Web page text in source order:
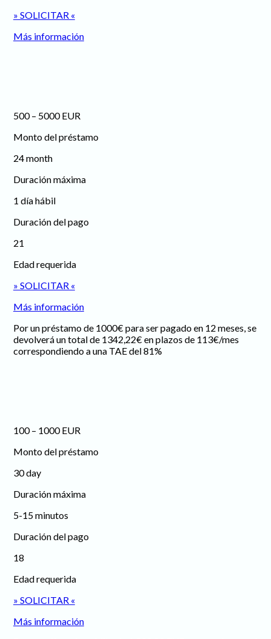
» SOLICITAR «
Más información
500 – 5000 EUR
Monto del préstamo
24 month
Duración máxima
1 día hábil
Duración del pago
21
Edad requerida
» SOLICITAR «
Más información
Por un préstamo de 1000€ para ser pagado en 12 meses, se
devolverá un total de 1342,22€ en plazos de 113€/mes
correspondiendo a una TAE del 81%
100 – 1000 EUR
Monto del préstamo
30 day
Duración máxima
5-15 minutos
Duración del pago
18
Edad requerida
» SOLICITAR «
Más información